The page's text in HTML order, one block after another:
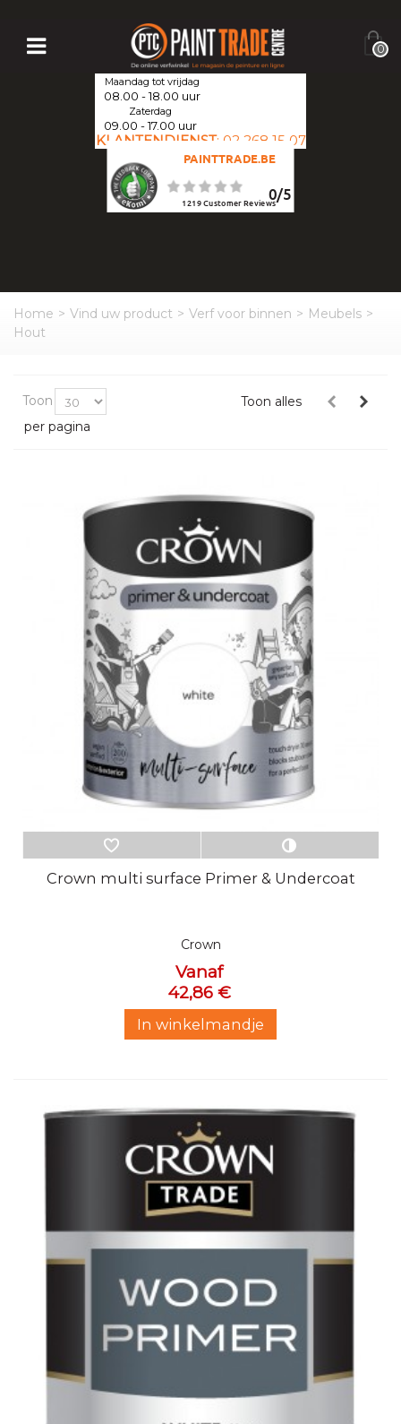
0
Maandag tot vrijdag
08.00 - 18.00 uur
Zaterdag
09.00 - 17.00 uur
KLANTENDIENST: 02 268 15 07
PAINTTRADE.BE
0/5
1219Customer Reviews
Home > Vind uw product > Verf voor binnen > Meubels >
Hout
Toon
per pagina
Toon alles
Crown multi surface Primer & Undercoat
Crown
Vanaf
42,86 €
In winkelmandje